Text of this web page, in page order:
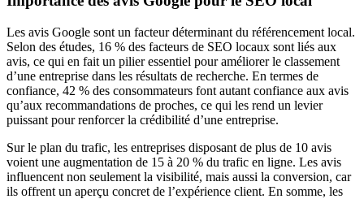
Les avis Google sont un facteur déterminant du référencement local.
Selon des études, 16 % des facteurs de SEO locaux sont liés aux
avis, ce qui en fait un pilier essentiel pour améliorer le classement
d’une entreprise dans les résultats de recherche. En termes de
confiance, 42 % des consommateurs font autant confiance aux avis
qu’aux recommandations de proches, ce qui les rend un levier
puissant pour renforcer la crédibilité d’une entreprise.
Sur le plan du trafic, les entreprises disposant de plus de 10 avis
voient une augmentation de 15 à 20 % du trafic en ligne. Les avis
influencent non seulement la visibilité, mais aussi la conversion, car
ils offrent un aperçu concret de l’expérience client. En somme, les